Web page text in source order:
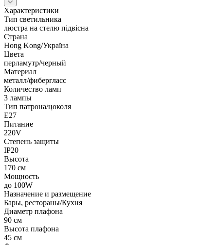
Характеристики
Тип светильника
люстра на стелю підвісна
Страна
Hong Kong/Україна
Цвета
перламутр/черный
Материал
металл/фибергласс
Количество ламп
3 лампы
Тип патрона/цоколя
E27
Питание
220V
Степень защиты
IP20
Высота
170 см
Мощность
до 100W
Назначение и размещение
Бары, рестораны/Кухня
Диаметр плафона
90 см
Высота плафона
45 см